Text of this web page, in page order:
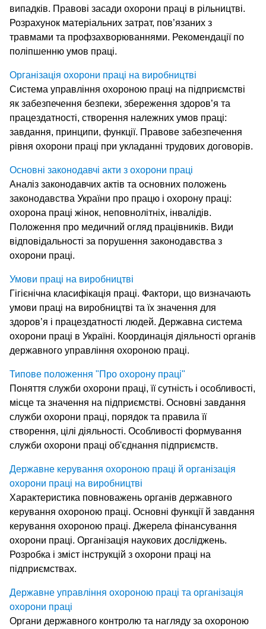
випадків. Правові засади охорони праці в рільництві.
Розрахунок матеріальних затрат, пов’язаних з
травмами та профзахворюваннями. Рекомендації по
поліпшенню умов праці.
Організація охорони праці на виробництві
Система управління охороною праці на підприємстві
як забезпечення безпеки, збереження здоров’я та
працездатності, створення належних умов праці:
завдання, принципи, функції. Правове забезпечення
рівня охорони праці при укладанні трудових договорів.
Основні законодавчі акти з охорони праці
Аналіз законодавчих актів та основних положень
законодавства України про працю і охорону праці:
охорона праці жінок, неповнолітніх, інвалідів.
Положення про медичний огляд працівників. Види
відповідальності за порушення законодавства з
охорони праці.
Умови праці на виробництві
Гігієнічна класифікація праці. Фактори, що визначають
умови праці на виробництві та їх значення для
здоров’я і працездатності людей. Державна система
охорони праці в Україні. Координація діяльності органів
державного управління охороною праці.
Типове положення "Про охорону праці"
Поняття служби охорони праці, її сутність і особливості,
місце та значення на підприємстві. Основні завдання
служби охорони праці, порядок та правила її
створення, цілі діяльності. Особливості формування
служби охорони праці об'єднання підприємств.
Державне керування охороною праці й організація
охорони праці на виробництві
Характеристика повноважень органів державного
керування охороною праці. Основні функції й завдання
керування охороною праці. Джерела фінансування
охорони праці. Організація наукових досліджень.
Розробка і зміст інструкцій з охорони праці на
підприємствах.
Державне управління охороною праці та організація
охорони праці
Органи державного контролю та нагляду за охороною